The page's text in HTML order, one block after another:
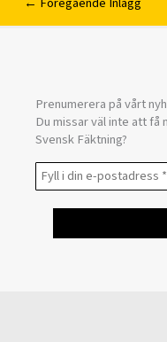
Prenumerera på vårt
Du missar väl inte att
Svensk Fäktning?